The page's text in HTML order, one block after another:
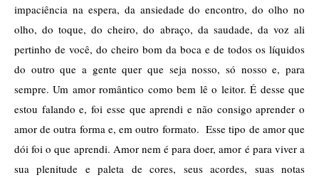
impaciência na espera, da ansiedade do encontro, do olho no
olho, do toque, do cheiro, do abraço, da saudade, da voz ali
pertinho de você, do cheiro bom da boca e de todos os líquidos
do outro que a gente quer que seja nosso, só nosso e, para
sempre. Um amor romântico como bem lê o leitor. É desse que
estou falando e, foi esse que aprendi e não consigo aprender o
amor de outra forma e, em outro formato.  Esse tipo de amor que
dói foi o que aprendi. Amor nem é para doer, amor é para viver a
sua plenitude e paleta de cores, seus acordes, suas notas